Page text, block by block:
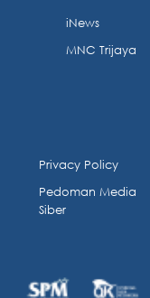
iNews
MNC Trijaya
Privacy Policy
Pedoman Media
Siber